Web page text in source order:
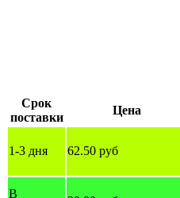
Срок
поставки
Цена
1-3 дня 62.50 руб
В